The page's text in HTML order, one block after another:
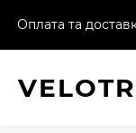
Оплата та
VELO